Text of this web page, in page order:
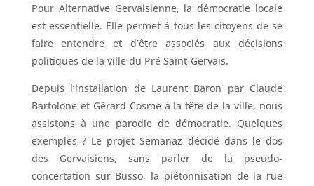
Pour Alternative Gervaisienne, la démocratie locale
est essentielle. Elle permet à tous les citoyens de se
faire entendre et d’être associés aux décisions
politiques de la ville du Pré Saint-Gervais.
Depuis l’installation de Laurent Baron par Claude
Bartolone et Gérard Cosme à la tête de la ville, nous
assistons à une parodie de démocratie. Quelques
exemples ? Le projet Semanaz décidé dans le dos
des Gervaisiens, sans parler de la pseudo-
concertation sur Busso, la piétonnisation de la rue